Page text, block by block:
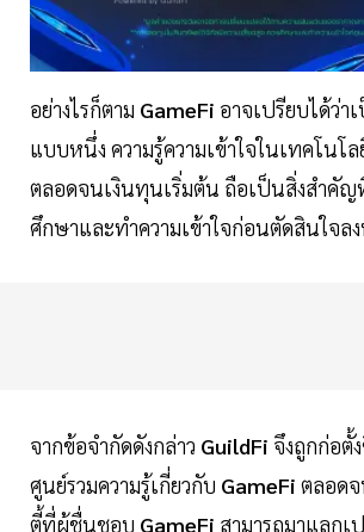
อย่างไรก็ตาม GameFi อาจเปรียบได้ว่า
แบบหนึ่ง ความรู้ความเข้าใจในเทคโนโล
ตลอดจนเงินทุนเริ่มต้น ถือเป็นสิ่งสำคัญ
ศึกษาและทำความเข้าใจก่อนตัดสินใจล
จากข้อจำกัดดังกล่าว GuildFi จึงถูกก่อตั้
ศูนย์รวมความรู้เกี่ยวกับ GameFi ตลอด
ตี้ที่ผู้ชื่นชอบ GameFi สามารถมาแลกเ